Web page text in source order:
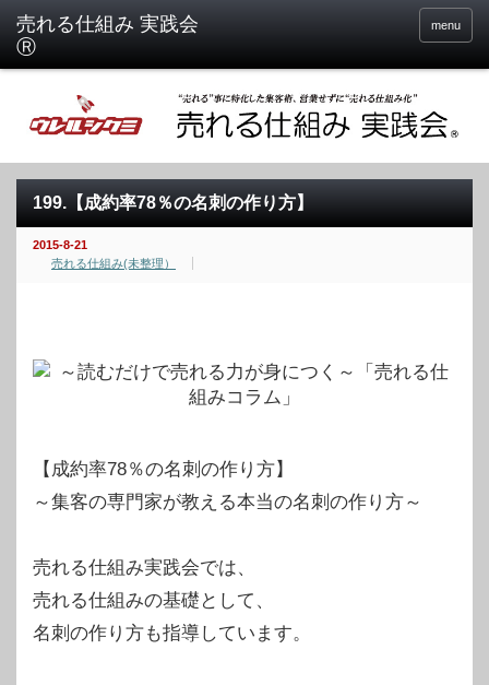
menu
199.【成約率78％の名刺の作り方】
2015-8-21
売れる仕組み(未整理）
【成約率78％の名刺の作り方】
～集客の専門家が教える本当の名刺の作り方～
売れる仕組み実践会では、
売れる仕組みの基礎として、
名刺の作り方も指導しています。